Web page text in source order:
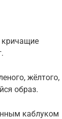
кричащие
жёлтого,
образ.
каблуком